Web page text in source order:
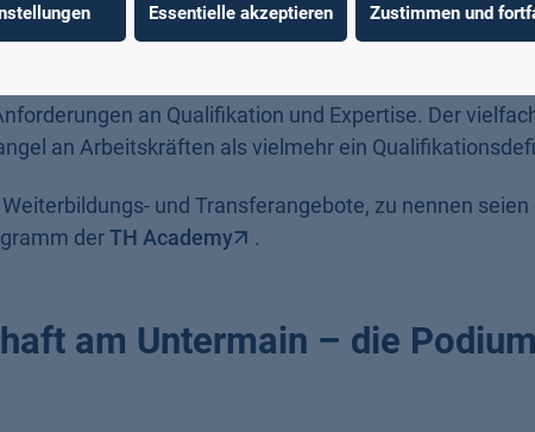
der Hochschule von ihren Anfängen, in denen
konfrontiert sah, hin zu einem etablierten Akteur im
Im europäischen Wettbewerb, so Hofmann,
an Qualifikation und Expertise. Der
an Arbeitskräften als vielmehr ein
und Transferangebote, zu nennen seien
derTH Academy .
am Untermain – die
Essentielle akzeptieren Zustimmen und